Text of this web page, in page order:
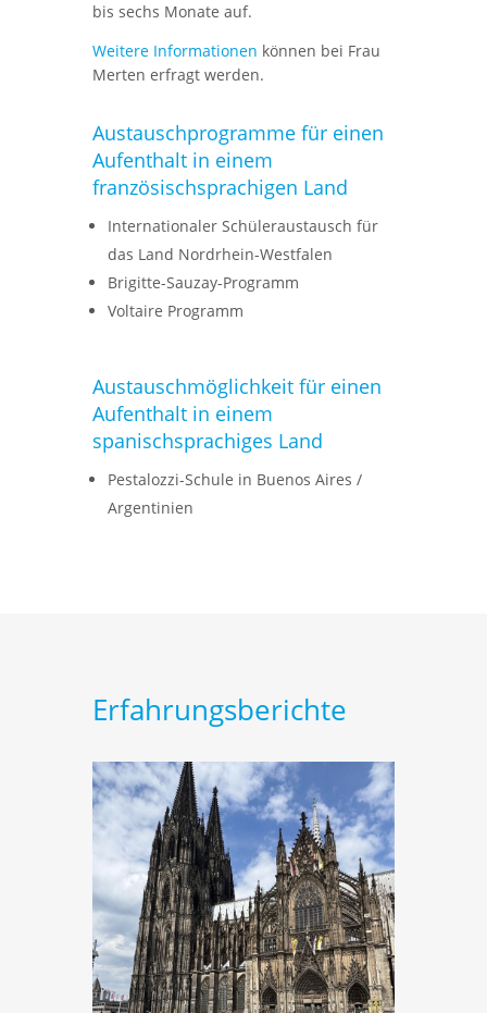
bis sechs Monate auf.
Weitere Informationen können bei Frau
Merten erfragt werden.
Austauschprogramme für einen
Aufenthalt in einem
französischsprachigen Land
Internationaler Schüleraustausch für
das Land Nordrhein-Westfalen
Brigitte-Sauzay-Programm
Voltaire Programm
Austauschmöglichkeit für einen
Aufenthalt in einem
spanischsprachiges Land
Pestalozzi-Schule in Buenos Aires /
Argentinien
Erfahrungsberichte